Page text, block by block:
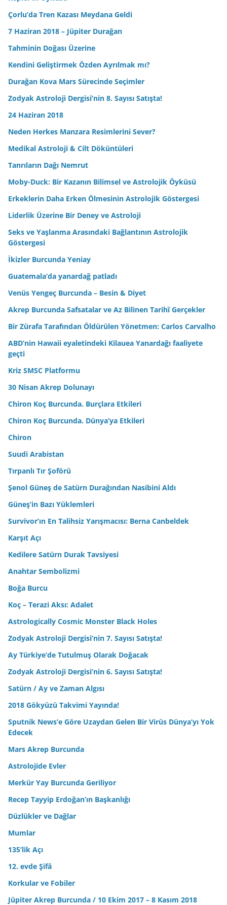
Çorlu’da Tren Kazası Meydana Geldi
7 Haziran 2018 – Jüpiter Durağan
Tahminin Doğası Üzerine
Kendini Geliştirmek Özden Ayrılmak mı?
Durağan Kova Mars Sürecinde Seçimler
Zodyak Astroloji Dergisi’nin 8. Sayısı Satışta!
24 Haziran 2018
Neden Herkes Manzara Resimlerini Sever?
Medikal Astroloji & Cilt Döküntüleri
Tanrıların Dağı Nemrut
Moby-Duck: Bir Kazanın Bilimsel ve Astrolojik Öyküsü
Erkeklerin Daha Erken Ölmesinin Astrolojik Göstergesi
Liderlik Üzerine Bir Deney ve Astroloji
Seks ve Yaşlanma Arasındaki Bağlantının Astrolojik
Göstergesi
İkizler Burcunda Yeniay
Guatemala’da yanardağ patladı
Venüs Yengeç Burcunda – Besin & Diyet
Akrep Burcunda Safsatalar ve Az Bilinen Tarihî Gerçekler
Bir Zürafa Tarafından Öldürülen Yönetmen: Carlos Carvalho
ABD’nin Hawaii eyaletindeki Kilauea Yanardağı faaliyete
geçti
Kriz SMSC Platformu
30 Nisan Akrep Dolunayı
Chiron Koç Burcunda. Burçlara Etkileri
Chiron Koç Burcunda. Dünya’ya Etkileri
Chiron
Suudi Arabistan
Tırpanlı Tır Şoförü
Şenol Güneş de Satürn Durağından Nasibini Aldı
Güneş’in Bazı Yüklemleri
Survivor’ın En Talihsiz Yarışmacısı: Berna Canbeldek
Karşıt Açı
Kedilere Satürn Durak Tavsiyesi
Anahtar Sembolizmi
Boğa Burcu
Koç – Terazi Aksı: Adalet
Astrologically Cosmic Monster Black Holes
Zodyak Astroloji Dergisi’nin 7. Sayısı Satışta!
Ay Türkiye’de Tutulmuş Olarak Doğacak
Zodyak Astroloji Dergisi’nin 6. Sayısı Satışta!
Satürn / Ay ve Zaman Algısı
2018 Gökyüzü Takvimi Yayında!
Sputnik News’e Göre Uzaydan Gelen Bir Virüs Dünya’yı Yok
Edecek
Mars Akrep Burcunda
Astrolojide Evler
Merkür Yay Burcunda Geriliyor
Recep Tayyip Erdoğan’ın Başkanlığı
Düzlükler ve Dağlar
Mumlar
135’lik Açı
12. evde Şifâ
Korkular ve Fobiler
Jüpiter Akrep Burcunda / 10 Ekim 2017 – 8 Kasım 2018